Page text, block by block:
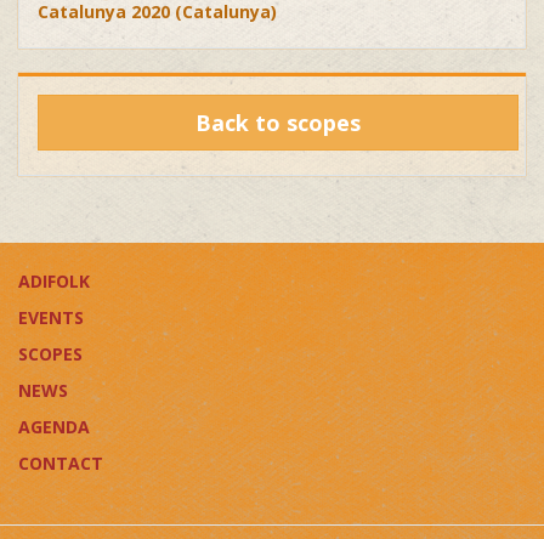
Catalunya 2020 (Catalunya)
Back to scopes
ADIFOLK
EVENTS
SCOPES
NEWS
AGENDA
CONTACT